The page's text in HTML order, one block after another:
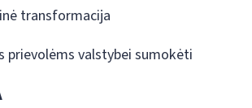
transformacija
prievolėms valstybei sumokėti